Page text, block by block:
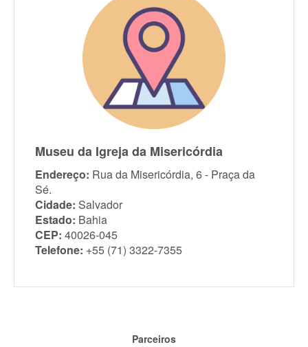
Museu da Igreja da Misericórdia
Endereço: Rua da Misericórdia, 6 - Praça da
Sé.
Cidade: Salvador
Estado: Bahia
CEP: 40026-045
Telefone: +55 (71) 3322-7355
Parceiros